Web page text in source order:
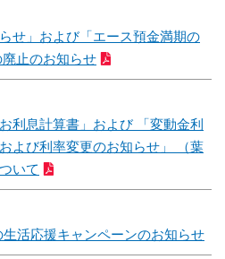
せ」および「エース預金満期の
止のお知らせ
利息計算書」および 「変動金利
よび利率変更のお知らせ」 （葉
いて
活応援キャンペーンのお知らせ